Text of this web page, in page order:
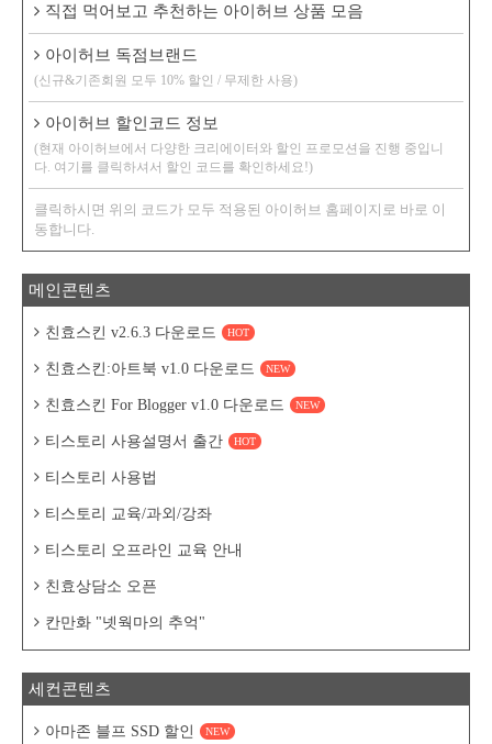
직접 먹어보고 추천하는 아이허브 상품 모음
아이허브 독점브랜드
(신규&기존회원 모두 10% 할인 / 무제한 사용)
아이허브 할인코드 정보
(현재 아이허브에서 다양한 크리에이터와 할인 프로모션을 진행 중입니
다. 여기를 클릭하셔서 할인 코드를 확인하세요!)
클릭하시면 위의 코드가 모두 적용된 아이허브 홈페이지로 바로 이
동합니다.
메인콘텐츠
친효스킨 v2.6.3 다운로드 HOT
친효스킨:아트북 v1.0 다운로드 NEW
친효스킨 For Blogger v1.0 다운로드 NEW
티스토리 사용설명서 출간 HOT
티스토리 사용법
티스토리 교육/과외/강좌
티스토리 오프라인 교육 안내
친효상담소 오픈
칸만화 "넷웍마의 추억"
세컨콘텐츠
아마존 블프 SSD 할인 NEW